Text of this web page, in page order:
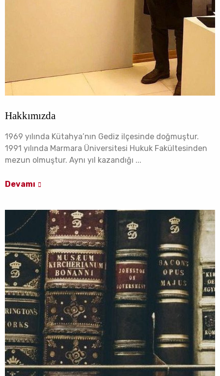
Hakkımızda
1969 yılında Kütahya’nın Gediz ilçesinde doğmuştur.
1991 yılında Marmara Üniversitesi Hukuk Fakültesinden
mezun olmuştur. Aynı yıl kazandığı ...
Devamı